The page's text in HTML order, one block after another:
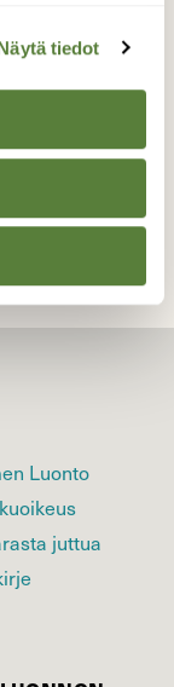
tiedot
Kaihola
Luonto
juttua